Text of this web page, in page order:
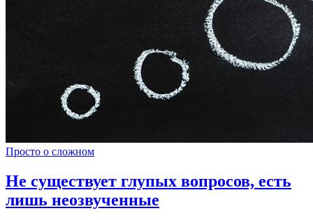
Просто о сложном
Не существует глупых вопросов, есть
лишь неозвученные